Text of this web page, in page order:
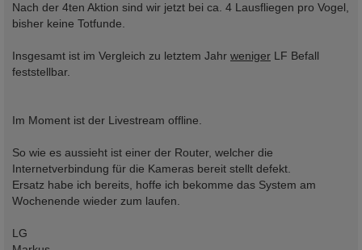
Nach der 4ten Aktion sind wir jetzt bei ca. 4 Lausfliegen pro Vogel,
bisher keine Totfunde.
Insgesamt ist im Vergleich zu letztem Jahr weniger LF Befall
feststellbar.
Im Moment ist der Livestream offline.
So wie es aussieht ist einer der Router, welcher die
Internetverbindung für die Kameras bereit stellt defekt.
Ersatz habe ich bereits, hoffe ich bekomme das System am
Wochenende wieder zum laufen.
LG